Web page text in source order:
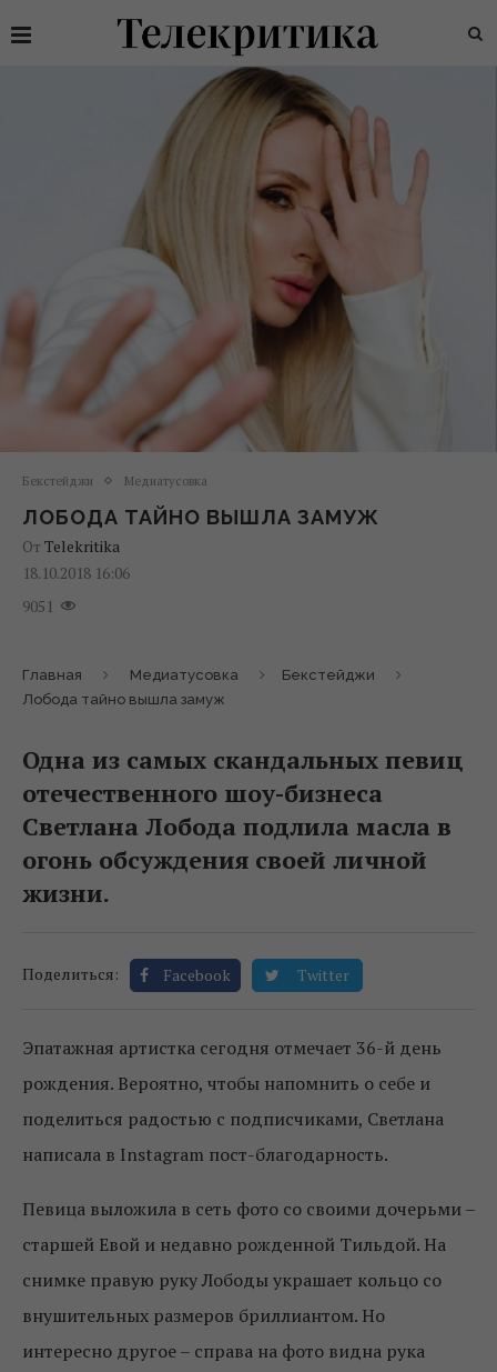
Бекстейджи Медиатусовка
ЛОБОДА ТАЙНО ВЫШЛА ЗАМУЖ
От Telekritika
18.10.2018 16:06
9051
Главная Медиатусовка
Бекстейджи
Лобода тайно вышла замуж
Одна из самых скандальных певиц
отечественного шоу-бизнеса
Светлана Лобода подлила масла в
огонь обсуждения своей личной
жизни.
Поделиться: Facebook Twitter
Эпатажная артистка сегодня отмечает 36-й день
рождения. Вероятно, чтобы напомнить о себе и
поделиться радостью с подписчиками, Светлана
написала в Instagram пост-благодарность.
Певица выложила в сеть фото со своими дочерьми –
старшей Евой и недавно рожденной Тильдой. На
снимке правую руку Лободы украшает кольцо со
внушительных размеров бриллиантом. Но
интересно другое – справа на фото видна рука